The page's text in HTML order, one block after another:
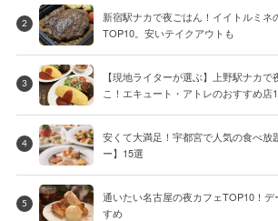
2
新宿駅ナカで夜ごはん！イイトルミネ
TOP10。安いテイクアウトも
3
【現地ライターが選ぶ】上野駅ナカで
こ！エキュート・アトレのおすすめ店
4
安くて大満足！宇都宮で人気の食べ放
ー】15選
5
通いたい名古屋の夜カフェTOP10！
すめ